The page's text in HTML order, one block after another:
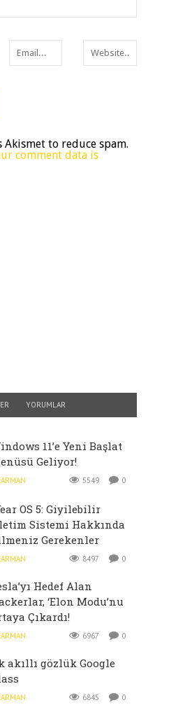
Akismet to reduce spam.
comment data is
YORUMLAR
11’e Yeni Başlat
Geliyor!
5549 0
OS 5: Giyilebilir
Sistemi Hakkında
Gerekenler
8497 0
Hedef Alan
‘Elon Modu’nu
Çıkardı!
6967 0
akıllı gözlük Google
6845 0